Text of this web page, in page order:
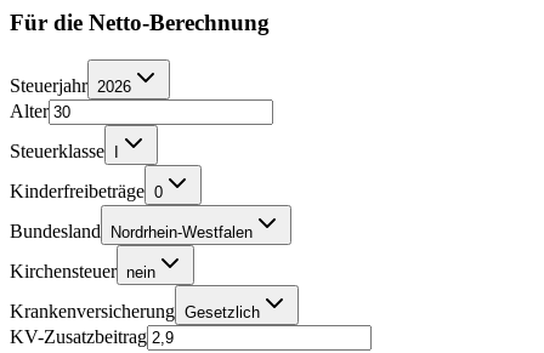
Für die Netto-Berechnung
Steuerjahr 2026
Alter
Steuerklasse
Kinderfreibeträge 0
Bundesland Nordrhein-Westfalen
Kirchensteuer nein
Krankenversicherung Gesetzlich
KV-Zusatzbeitrag